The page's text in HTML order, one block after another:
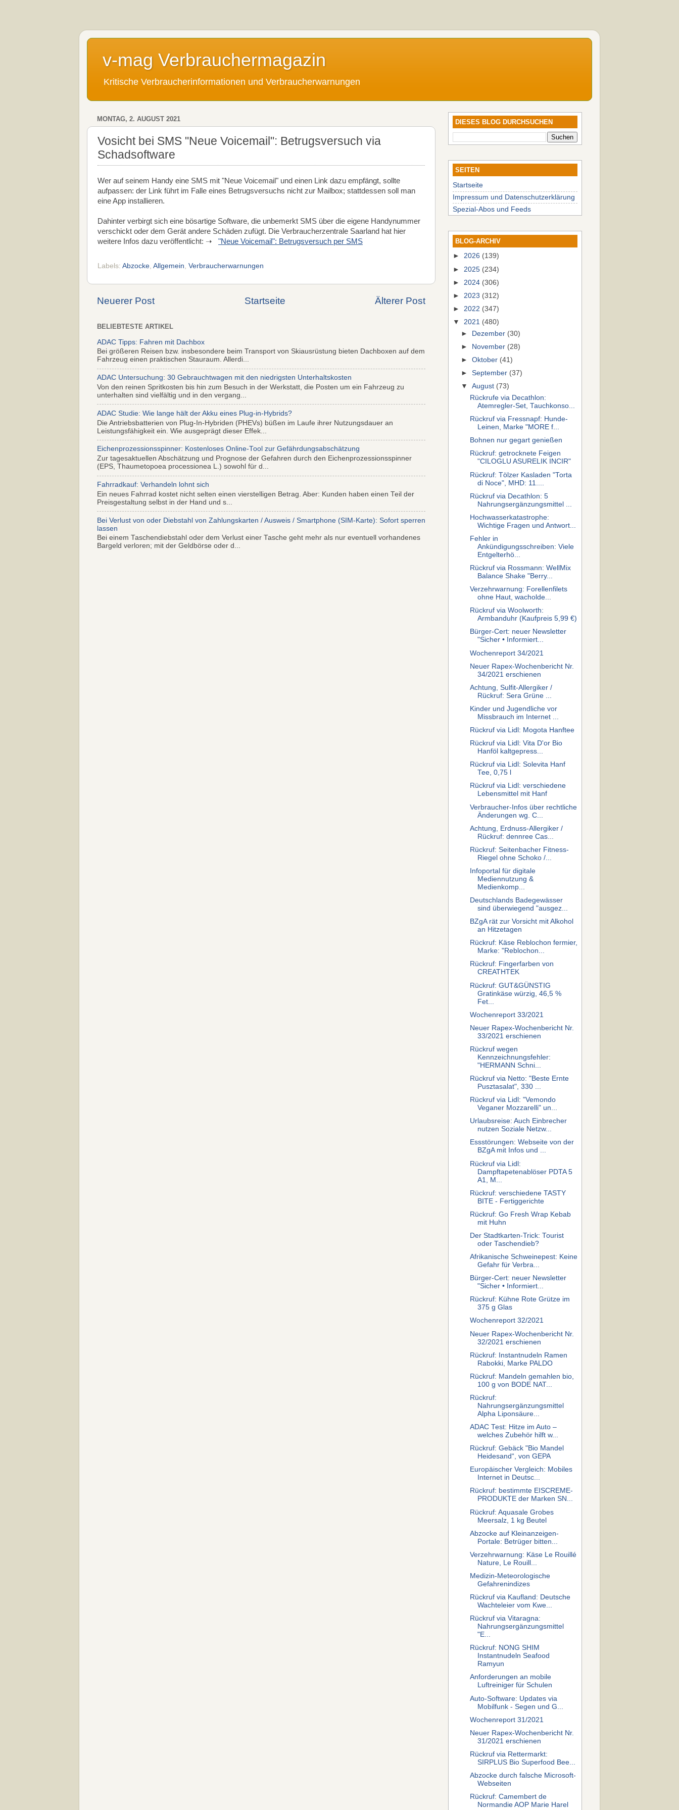
v-mag Verbrauchermagazin
Kritische Verbraucherinformationen und Verbraucherwarnungen
MONTAG, 2. AUGUST 2021
Vosicht bei SMS "Neue Voicemail": Betrugsversuch via
Schadsoftware
Wer auf seinem Handy eine SMS mit "Neue Voicemail" und einen Link dazu empfängt, sollte
aufpassen: der Link führt im Falle eines Betrugsversuchs nicht zur Mailbox; stattdessen soll man
eine App installieren.
Dahinter verbirgt sich eine bösartige Software, die unbemerkt SMS über die eigene Handynummer
verschickt oder dem Gerät andere Schäden zufügt. Die Verbraucherzentrale Saarland hat hier
weitere Infos dazu veröffentlicht: ➝ "Neue Voicemail": Betrugsversuch per SMS
Labels: Abzocke Allgemein Verbraucherwarnungen
Neuerer Post Älterer Post
Startseite
BELIEBTESTE ARTIKEL
ADAC Tipps: Fahren mit Dachbox
Bei größeren Reisen bzw. insbesondere beim Transport von Skiausrüstung bieten Dachboxen auf dem
Fahrzeug einen praktischen Stauraum. Allerdi...
ADAC Untersuchung: 30 Gebrauchtwagen mit den niedrigsten Unterhaltskosten
Von den reinen Spritkosten bis hin zum Besuch in der Werkstatt, die Posten um ein Fahrzeug zu
unterhalten sind vielfältig und in den vergang...
ADAC Studie: Wie lange hält der Akku eines Plug-in-Hybrids?
Die Antriebsbatterien von Plug-In-Hybriden (PHEVs) büßen im Laufe ihrer Nutzungsdauer an
Leistungsfähigkeit ein. Wie ausgeprägt dieser Effek...
Eichenprozessionsspinner: Kostenloses Online-Tool zur Gefährdungsabschätzung
Zur tagesaktuellen Abschätzung und Prognose der Gefahren durch den Eichenprozessionsspinner
(EPS, Thaumetopoea processionea L.) sowohl für d...
Fahrradkauf: Verhandeln lohnt sich
Ein neues Fahrrad kostet nicht selten einen vierstelligen Betrag. Aber: Kunden haben einen Teil der
Preisgestaltung selbst in der Hand und s...
Bei Verlust von oder Diebstahl von Zahlungskarten / Ausweis / Smartphone (SIM-Karte): Sofort sperren
lassen
Bei einem Taschendiebstahl oder dem Verlust einer Tasche geht mehr als nur eventuell vorhandenes
Bargeld verloren; mit der Geldbörse oder d...
DIESES BLOG DURCHSUCHEN
SEITEN
Startseite
Impressum und Datenschutzerklärung
Spezial-Abos und Feeds
BLOG-ARCHIV
► 2026 (139)
► 2025 (234)
► 2024 (306)
► 2023 (312)
► 2022 (347)
▼ 2021 (480)
►
Dezember (30)
►
November (28)
►Oktober (41)
►September (37)
▼August (73)
Rückrufe via Decathlon:
Atemregler-Set, Tauchkonso...
Rückruf via Fressnapf: Hunde-
Leinen, Marke "MORE f...
Bohnen nur gegart genießen
Rückruf: getrocknete Feigen
"CILOGLU ASURELIK INCIR"
Rückruf: Tölzer Kasladen "Torta
di Noce", MHD: 11....
Rückruf via Decathlon: 5
Nahrungsergänzungsmittel ...
Hochwasserkatastrophe:
Wichtige Fragen und Antwort...
Fehler in
Ankündigungsschreiben: Viele
Entgelterhö...
Rückruf via Rossmann: WellMix
Balance Shake "Berry...
Verzehrwarnung: Forellenfilets
ohne Haut, wacholde...
Rückruf via Woolworth:
Armbanduhr (Kaufpreis 5,99 €)
Bürger-Cert: neuer Newsletter
"Sicher • Informiert...
Wochenreport 34/2021
Neuer Rapex-Wochenbericht Nr.
34/2021 erschienen
Achtung, Sulfit-Allergiker /
Rückruf: Sera Grüne ...
Kinder und Jugendliche vor
Missbrauch im Internet ...
Rückruf via Lidl: Mogota Hanftee
Rückruf via Lidl: Vita D'or Bio
Hanföl kaltgepress...
Rückruf via Lidl: Solevita Hanf
Tee, 0,75 l
Rückruf via Lidl: verschiedene
Lebensmittel mit Hanf
Verbraucher-Infos über rechtliche
Änderungen wg. C...
Achtung, Erdnuss-Allergiker /
Rückruf: dennree Cas...
Rückruf: Seitenbacher Fitness-
Riegel ohne Schoko /...
Infoportal für digitale
Mediennutzung &
Medienkomp...
Deutschlands Badegewässer
sind überwiegend "ausgez...
BZgA rät zur Vorsicht mit Alkohol
an Hitzetagen
Rückruf: Käse Reblochon fermier,
Marke: "Reblochon...
Rückruf: Fingerfarben von
CREATHTEK
Rückruf: GUT&GÜNSTIG
Gratinkäse würzig, 46,5 %
Fet...
Wochenreport 33/2021
Neuer Rapex-Wochenbericht Nr.
33/2021 erschienen
Rückruf wegen
Kennzeichnungsfehler:
"HERMANN Schni...
Rückruf via Netto: "Beste Ernte
Pusztasalat", 330 ...
Rückruf via Lidl: "Vemondo
Veganer Mozzarelli" un...
Urlaubsreise: Auch Einbrecher
nutzen Soziale Netzw...
Essstörungen: Webseite von der
BZgA mit Infos und ...
Rückruf via Lidl:
Dampftapetenablöser PDTA 5
A1, M...
Rückruf: verschiedene TASTY
BITE - Fertiggerichte
Rückruf: Go Fresh Wrap Kebab
mit Huhn
Der Stadtkarten-Trick: Tourist
oder Taschendieb?
Afrikanische Schweinepest: Keine
Gefahr für Verbra...
Bürger-Cert: neuer Newsletter
"Sicher • Informiert...
Rückruf: Kühne Rote Grütze im
375 g Glas
Wochenreport 32/2021
Neuer Rapex-Wochenbericht Nr.
32/2021 erschienen
Rückruf: Instantnudeln Ramen
Rabokki, Marke PALDO
Rückruf: Mandeln gemahlen bio,
100 g von BODE NAT...
Rückruf:
Nahrungsergänzungsmittel
Alpha Liponsäure...
ADAC Test: Hitze im Auto –
welches Zubehör hilft w...
Rückruf: Gebäck "Bio Mandel
Heidesand“, von GEPA
Europäischer Vergleich: Mobiles
Internet in Deutsc...
Rückruf: bestimmte EISCREME-
PRODUKTE der Marken SN...
Rückruf: Aquasale Grobes
Meersalz, 1 kg Beutel
Abzocke auf Kleinanzeigen-
Portale: Betrüger bitten...
Verzehrwarnung: Käse Le Rouillé
Nature, Le Rouill...
Medizin-Meteorologische
Gefahrenindizes
Rückruf via Kaufland: Deutsche
Wachteleier vom Kwe...
Rückruf via Vitaragna:
Nahrungsergänzungsmittel
"E...
Rückruf: NONG SHIM
Instantnudeln Seafood
Ramyun
Anforderungen an mobile
Luftreiniger für Schulen
Auto-Software: Updates via
Mobilfunk - Segen und G...
Wochenreport 31/2021
Neuer Rapex-Wochenbericht Nr.
31/2021 erschienen
Rückruf via Rettermarkt:
SIRPLUS Bio Superfood Bee...
Abzocke durch falsche Microsoft-
Webseiten
Rückruf: Camembert de
Normandie AOP Marie Harel